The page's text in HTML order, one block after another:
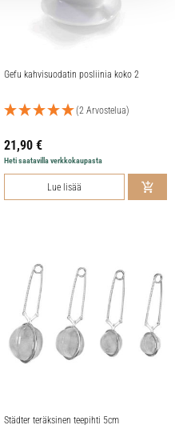
Gefu kahvisuodatin posliinia koko 2
(2 Arvostelua)
21,90 €
Heti saatavilla verkkokaupasta
Lue lisää
Städter teräksinen teepihti 5cm